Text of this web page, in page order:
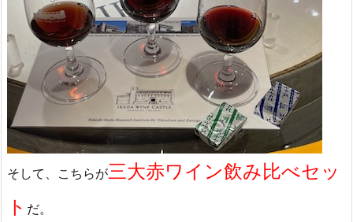
そして、こちらが三大赤ワイン飲み比べセッ
ト だ。